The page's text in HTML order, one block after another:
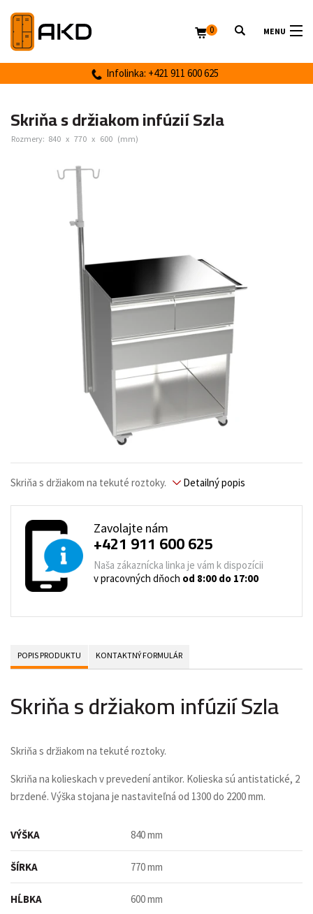
MENU
Infolinka: +421 911 600 625
0
Skriňa s držiakom infúzií Szla
Rozmery: 840 x 770 x 600 (mm)
Skriňa s držiakom na tekuté roztoky. Detailný popis
Zavolajte nám
+421 911 600 625
Naša zákaznícka linka je vám k dispozícii
v pracovných dňoch od 8:00 do 17:00
POPIS PRODUKTU KONTAKTNÝ FORMULÁR
Skriňa s držiakom infúzií Szla
Skriňa s držiakom na tekuté roztoky.
Skriňa na kolieskach v prevedení antikor. Kolieska sú antistatické, 2
brzdené. Výška stojana je nastaviteľná od 1300 do 2200 mm.
VÝŠKA 840 mm
ŠÍRKA 770 mm
HĹBKA 600 mm